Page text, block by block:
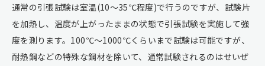
通常の引張試験は室温(10～35℃程度)で行うのですが、試験片
を加熱し、温度が上がったままの状態で引張試験を実施して強
度を測ります。100℃～1000℃くらいまで試験は可能ですが、
耐熱鋼などの特殊な鋼材を除いて、通常試験されるのはせいぜ